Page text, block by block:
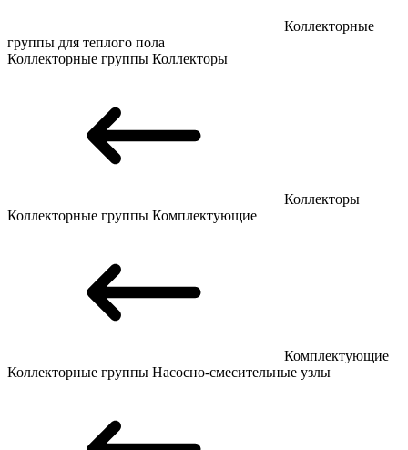
Коллекторные
группы для теплого пола
Коллекторные группы Коллекторы
Коллекторы
Коллекторные группы Комплектующие
Комплектующие
Коллекторные группы Насосно-смесительные узлы